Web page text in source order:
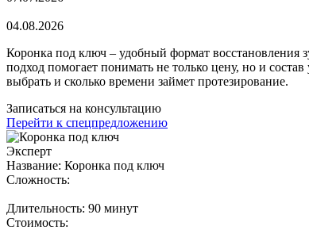
04.08.2026
Коронка под ключ – удобный формат восстановления
подход помогает понимать не только цену, но и
выбрать и сколько времени займет протезирование.
Записаться на консультацию
Перейти к спецпредложению
Эксперт
Название: Коронка под ключ
Сложность:
Длительность: 90 минут
Стоимость: